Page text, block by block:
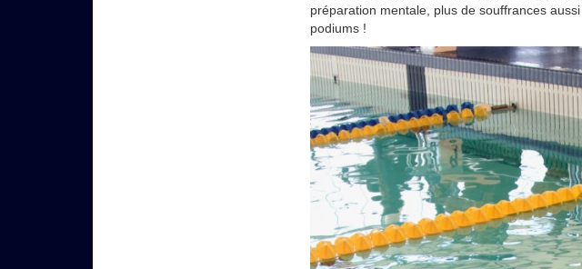
préparation mentale, plus de souffrances
podiums !